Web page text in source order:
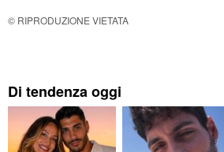
© RIPRODUZIONE VIETATA
Di tendenza oggi